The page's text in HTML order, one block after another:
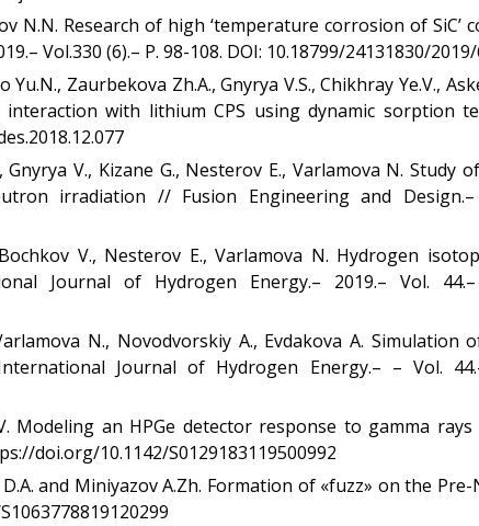
N.N. Research of high ‘temperature corrosion of
Vol.330 (6).– Р. 98-108. DOI: 10.18799/24131830/
Zaurbekova Zh.A., Gnyrya V.S., Chikhray Ye.V.,
with lithium CPS using dynamic sorption
V., Kizane G., Nesterov E., Varlamova N.
irradiation // Fusion Engineering and Design.–
V., Nesterov E., Varlamova N. Hydrogen
Journal of Hydrogen Energy.– 2019.– Vol. 44.–
N., Novodvorskiy A., Evdakova A.
Journal of Hydrogen Energy.– – Vol.
Modeling an HPGe detector response to gamma
doi.org/10.1142/S0129183119500992
and Miniyazov A.Zh. Formation of «fuzz» on the